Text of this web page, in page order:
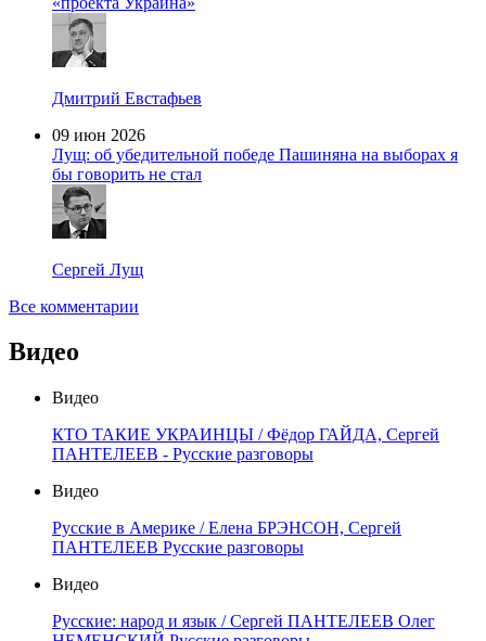
Дмитрий Евстафьев
09 июн 2026
Лущ: об убедительной победе Пашиняна на выборах я
бы говорить не стал
Сергей Лущ
Все комментарии
Видео
Видео
КТО ТАКИЕ УКРАИНЦЫ / Фёдор ГАЙДА, Сергей
ПАНТЕЛЕЕВ - Русские разговоры
Видео
Русские в Америке / Елена БРЭНСОН, Сергей
ПАНТЕЛЕЕВ Русские разговоры
Видео
Русские: народ и язык / Сергей ПАНТЕЛЕЕВ Олег